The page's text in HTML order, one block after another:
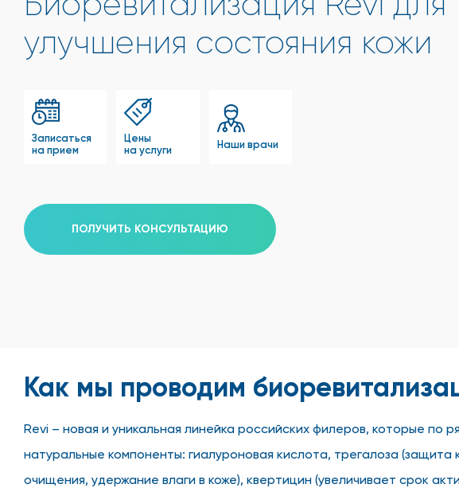
улучшения состояния кожи
Записаться
на прием
Цены
на услуги
Наши врачи
ПОЛУЧИТЬ КОНСУЛЬТАЦИЮ
Как мы проводим
Revi – новая и уникальная линейка российских филеров, которые по
натуральные компоненты: гиалуроновая кислота, трегалоза
очищения, удержание влаги в коже), квертицин (увеличивает срок